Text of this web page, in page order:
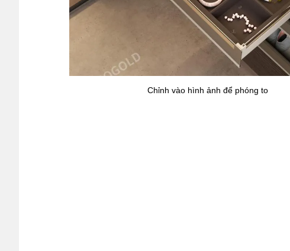
Chỉnh vào hình ảnh để phóng to